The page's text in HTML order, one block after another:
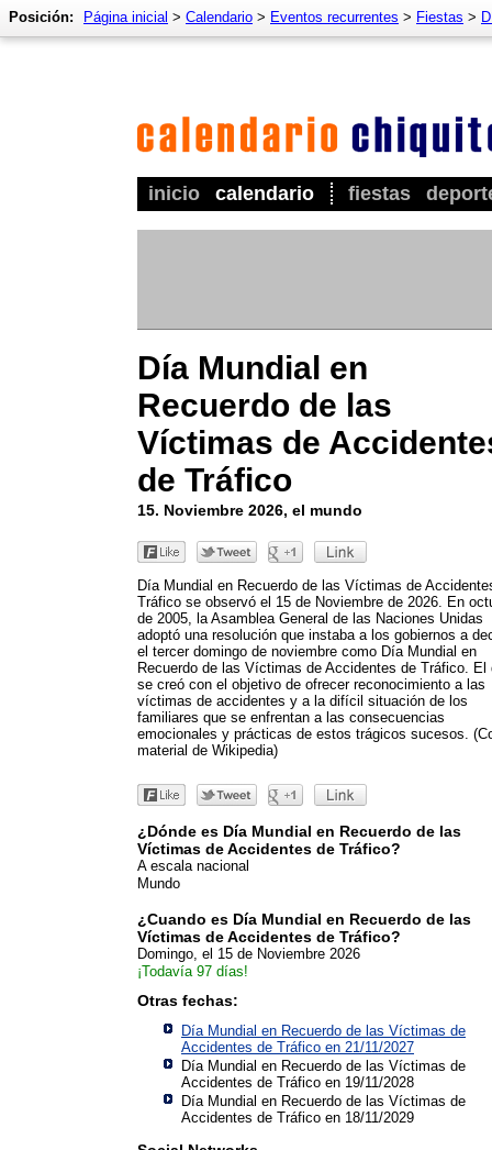
inicio calendario fiestas
Posición: Página inicial > Calendario > Eventos recurrentes > Fiestas >
Día Mundial en
Recuerdo de las
Víctimas de
de Tráfico
15. Noviembre 2026, el mundo
Día Mundial en Recuerdo de las Víctimas de
Tráfico se observó el 15 de Noviembre de 2026. En
de 2005, la Asamblea General de las Naciones Unidas
adoptó una resolución que instaba a los gobiernos a
el tercer domingo de noviembre como Día Mundial en
Recuerdo de las Víctimas de Accidentes de Tráfico. El
se creó con el objetivo de ofrecer reconocimiento a las
víctimas de accidentes y a la difícil situación de los
familiares que se enfrentan a las consecuencias
emocionales y prácticas de estos trágicos sucesos.
material de Wikipedia)
¿Dónde es Día Mundial en Recuerdo de las
Víctimas de Accidentes de Tráfico?
A escala nacional
Mundo
¿Cuando es Día Mundial en Recuerdo de las
Víctimas de Accidentes de Tráfico?
Domingo, el 15 de Noviembre 2026
¡Todavía 97 días!
Otras fechas:
Día Mundial en Recuerdo de las Víctimas de
Accidentes de Tráfico en 21/11/2027
Día Mundial en Recuerdo de las Víctimas de
Accidentes de Tráfico en 19/11/2028
Día Mundial en Recuerdo de las Víctimas de
Accidentes de Tráfico en 18/11/2029